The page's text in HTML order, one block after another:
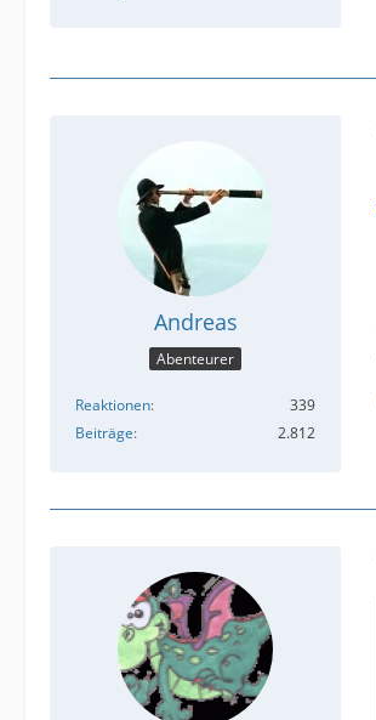
Andreas
Abenteurer
Reaktionen
339
Beiträge
2.812